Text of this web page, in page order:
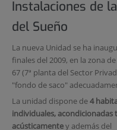
Instalaciones de
del Sueño
La nueva Unidad se ha
finales del 2009, en la zona
67 (7ª planta del Sector
"fondo de saco"
La unidad dispone de4
individuales, acondicionadas
acústicamentey además del